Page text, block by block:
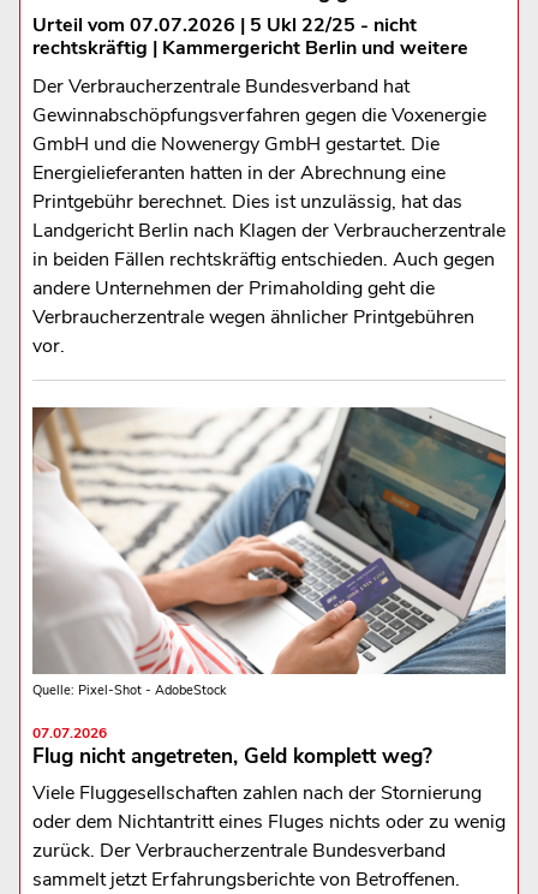
Urteil vom 07.07.2026 | 5 Ukl 22/25 - nicht
rechtskräftig | Kammergericht Berlin und weitere
Der Verbraucherzentrale Bundesverband hat
Gewinnabschöpfungsverfahren gegen die Voxenergie
GmbH und die Nowenergy GmbH gestartet. Die
Energielieferanten hatten in der Abrechnung eine
Printgebühr berechnet. Dies ist unzulässig, hat das
Landgericht Berlin nach Klagen der Verbraucherzentrale
in beiden Fällen rechtskräftig entschieden. Auch gegen
andere Unternehmen der Primaholding geht die
Verbraucherzentrale wegen ähnlicher Printgebühren
vor.
Quelle: Pixel-Shot - AdobeStock
07.07.2026
Flug nicht angetreten, Geld komplett weg?
Viele Fluggesellschaften zahlen nach der Stornierung
oder dem Nichtantritt eines Fluges nichts oder zu wenig
zurück. Der Verbraucherzentrale Bundesverband
sammelt jetzt Erfahrungsberichte von Betroffenen.